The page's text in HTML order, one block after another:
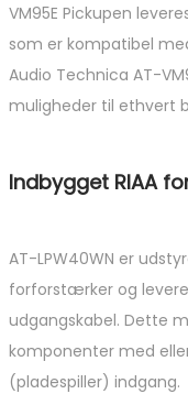
VM95E Pickupen
som er kompatibel
Audio Technica AT-
muligheder til ethvert
Indbygget RIAA
AT-LPW40WN er
forforstærker og
udgangskabel. Dette
komponenter med
(pladespiller) indgang.